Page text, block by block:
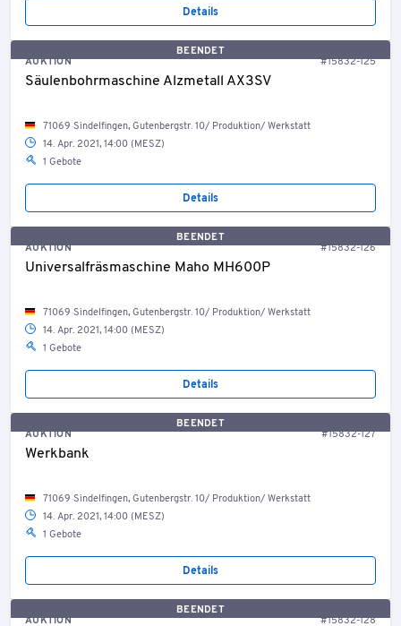
Details
BEENDET
AUKTION
#15832-125
Säulenbohrmaschine Alzmetall AX3SV
71069 Sindelfingen, Gutenbergstr. 10/ Produktion/ Werkstatt
14. Apr. 2021, 14:00 (MESZ)
1 Gebote
Details
BEENDET
AUKTION
#15832-126
Universalfräsmaschine Maho MH600P
71069 Sindelfingen, Gutenbergstr. 10/ Produktion/ Werkstatt
14. Apr. 2021, 14:00 (MESZ)
1 Gebote
Details
BEENDET
AUKTION
#15832-127
Werkbank
71069 Sindelfingen, Gutenbergstr. 10/ Produktion/ Werkstatt
14. Apr. 2021, 14:00 (MESZ)
1 Gebote
Details
BEENDET
AUKTION
#15832-128